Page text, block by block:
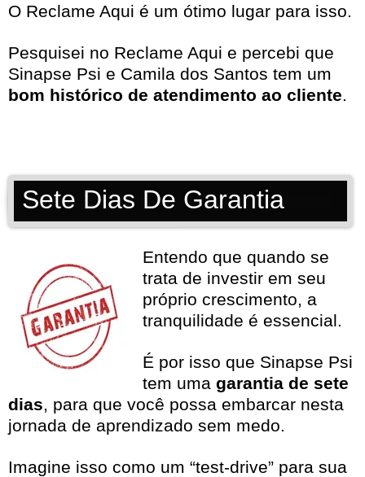
O Reclame Aqui é um ótimo lugar para isso.
Pesquisei no Reclame Aqui e percebi que
Sinapse Psi e Camila dos Santos tem um
bom histórico de atendimento ao cliente.
Sete Dias De Garantia
Entendo que quando se
trata de investir em seu
próprio crescimento, a
tranquilidade é essencial.
É por isso que Sinapse Psi
tem uma garantia de sete
dias, para que você possa embarcar nesta
jornada de aprendizado sem medo.
Imagine isso como um “test-drive” para sua